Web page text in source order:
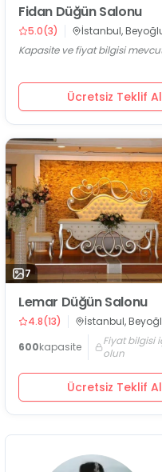
Fidan Düğün Salonu
5.0(3)
İstanbul,
Kapasite ve fiyat bilgisi
Ücretsiz Teklif Al
7
Lemar Düğün Salonu
4.8(13)
İstanbul,
600kapasite
Fiyat bilgisi
olun
Ücretsiz Teklif Al